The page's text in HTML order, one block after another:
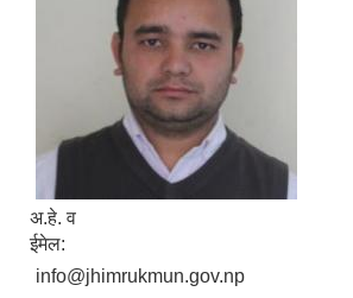
अ.हे. व
ईमेल:
info@jhimrukmun.gov.np